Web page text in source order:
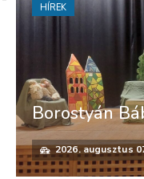
Borostyán
2026. augusztus
HÍREK